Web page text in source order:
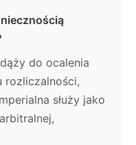
do ocalenia
rozliczalności,
służy jako